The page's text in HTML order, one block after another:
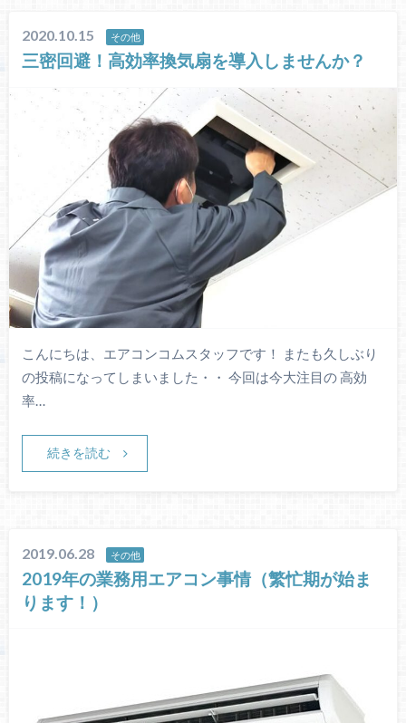
2020.10.15 その他
三密回避！高効率換気扇を導入しませんか？
こんにちは、エアコンコムスタッフです！ またも久しぶり
の投稿になってしまいました・・ 今回は今大注目の 高効
率…
続きを読む
2019.06.28 その他
2019年の業務用エアコン事情（繁忙期が始ま
ります！）